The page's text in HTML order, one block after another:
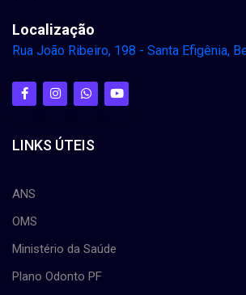
Localização
Rua João Ribeiro, 198 - Santa Efigênia,
LINKS ÚTEIS
ANS
OMS
Ministério da Saúde
Plano Odonto PF